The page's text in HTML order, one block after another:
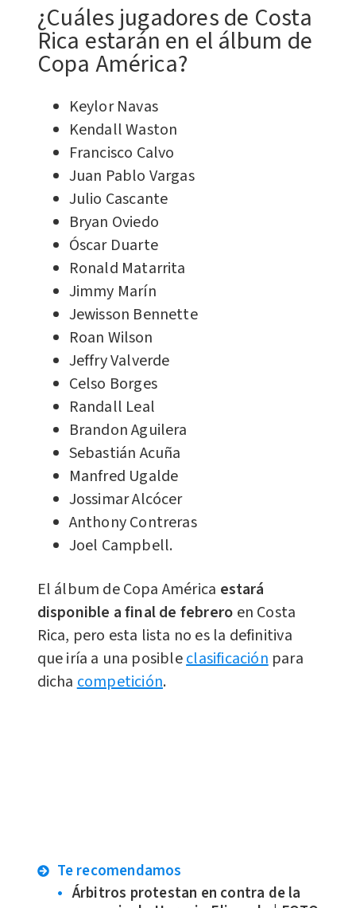
¿Cuáles jugadores de Costa
Rica estarán en el álbum de
Copa América?
Keylor Navas
Kendall Waston
Francisco Calvo
Juan Pablo Vargas
Julio Cascante
Bryan Oviedo
Óscar Duarte
Ronald Matarrita
Jimmy Marín
Jewisson Bennette
Roan Wilson
Jeffry Valverde
Celso Borges
Randall Leal
Brandon Aguilera
Sebastián Acuña
Manfred Ugalde
Jossimar Alcócer
Anthony Contreras
Joel Campbell.
El álbum de Copa América estará
disponible a final de febrero en Costa
Rica, pero esta lista no es la definitiva
que iría a una posibleclasificaciónpara
dichacompetición.
Te recomendamos
Árbitros protestan en contra de la